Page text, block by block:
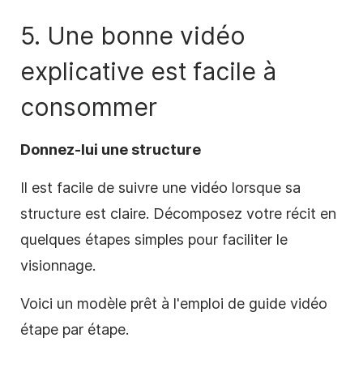
5. Une bonne vidéo
explicative est facile à
consommer
Donnez-lui une structure
Il est facile de suivre une vidéo lorsque sa
structure est claire. Décomposez votre récit en
quelques étapes simples pour faciliter le
visionnage.
Voici un modèle prêt à l'emploi de guide vidéo
étape par étape.